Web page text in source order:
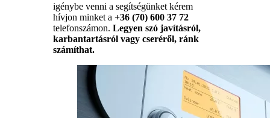
igénybe venni a segítségünket kérem
hívjon minket a +36 (70) 600 37 72
telefonszámon. Legyen szó javításról,
karbantartásról vagy cseréről, ránk
számíthat.